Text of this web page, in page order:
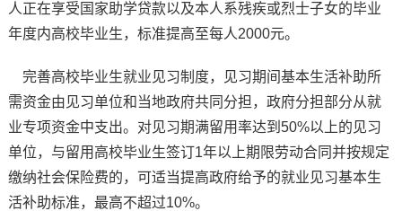
人正在享受国家助学贷款以及本人系残疾或烈士子女的毕业
年度内高校毕业生，标准提高至每人2000元。
完善高校毕业生就业见习制度，见习期间基本生活补助所
需资金由见习单位和当地政府共同分担，政府分担部分从就
业专项资金中支出。对见习期满留用率达到50%以上的见习
单位，与留用高校毕业生签订1年以上期限劳动合同并按规定
缴纳社会保险费的，可适当提高政府给予的就业见习基本生
活补助标准，最高不超过10%。